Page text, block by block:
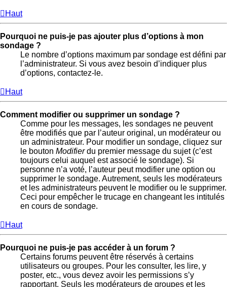
Haut
Pourquoi ne puis-je pas ajouter plus d’options à mon
sondage ?
Le nombre d’options maximum par sondage est défini par
l’administrateur. Si vous avez besoin d’indiquer plus
d’options, contactez-le.
Haut
Comment modifier ou supprimer un sondage ?
Comme pour les messages, les sondages ne peuvent
être modifiés que par l’auteur original, un modérateur ou
un administrateur. Pour modifier un sondage, cliquez sur
le bouton Modifierdu premier message du sujet (c’est
toujours celui auquel est associé le sondage). Si
personne n’a voté, l’auteur peut modifier une option ou
supprimer le sondage. Autrement, seuls les modérateurs
et les administrateurs peuvent le modifier ou le supprimer.
Ceci pour empêcher le trucage en changeant les intitulés
en cours de sondage.
Haut
Pourquoi ne puis-je pas accéder à un forum ?
Certains forums peuvent être réservés à certains
utilisateurs ou groupes. Pour les consulter, les lire, y
poster, etc., vous devez avoir les permissions s’y
rapportant. Seuls les modérateurs de groupes et les